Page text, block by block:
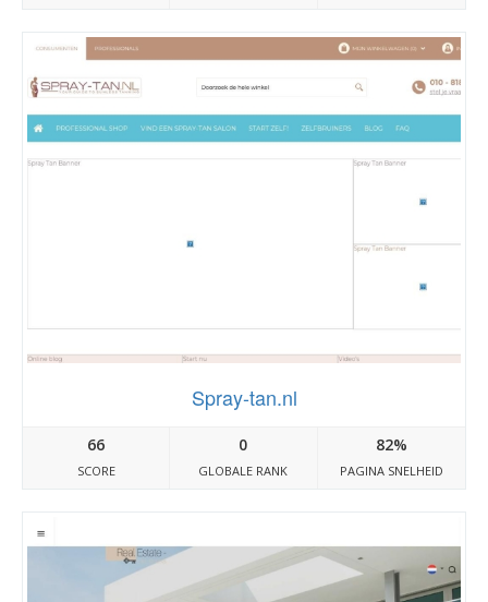
Spray-tan.nl
66
SCORE
0
GLOBALE RANK
82%
PAGINA SNELHEID